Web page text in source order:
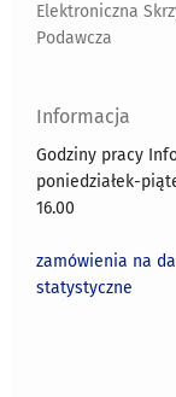
Elektroniczna
Podawcza
Informacja
Godziny pracy
poniedziałek-
16.00
zamówienia na
statystyczne